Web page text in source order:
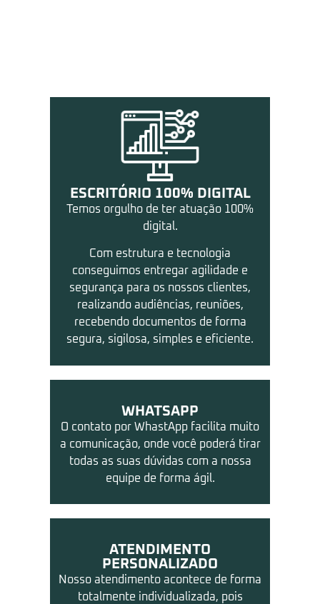
ESCRITÓRIO 100% DIGITAL
Temos orgulho de ter atuação 100%
digital.
Com estrutura e tecnologia
conseguimos entregar agilidade e
segurança para os nossos clientes,
realizando audiências, reuniões,
recebendo documentos de forma
segura, sigilosa, simples e eficiente.
WHATSAPP
O contato por WhastApp facilita muito
a comunicação, onde você poderá tirar
todas as suas dúvidas com a nossa
equipe de forma ágil.
ATENDIMENTO
PERSONALIZADO
Nosso atendimento acontece de forma
totalmente individualizada, pois